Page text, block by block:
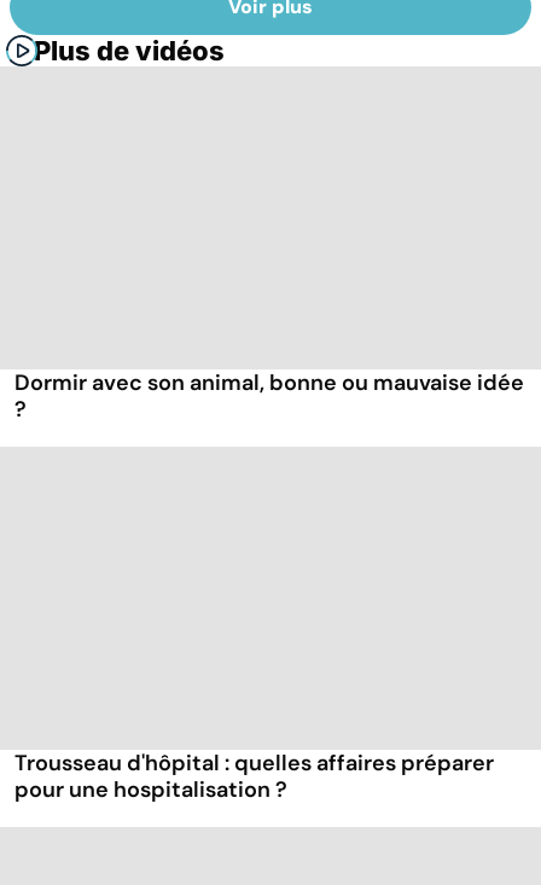
Voir plus
Plus de vidéos
Dormir avec son animal, bonne ou mauvaise idée
?
Trousseau d'hôpital : quelles affaires préparer
pour une hospitalisation ?